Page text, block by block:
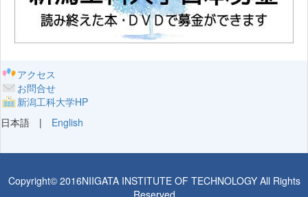
アクセス
お問合せ
新潟工科大学HP
日本語 | English
Copyright© 2016NIIGATA INSTITUTE OF TECHNOLOGY All Rights
Reserved